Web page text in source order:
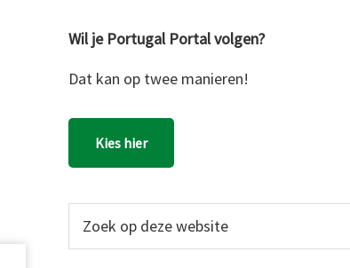
Wil je Portugal Portal volgen?
Dat kan op twee manieren!
Kies hier